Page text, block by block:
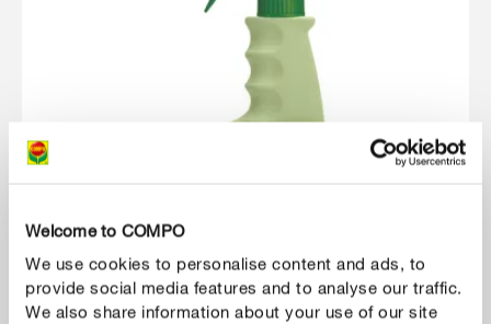
Welcome to COMPO
We use cookies to personalise content and ads, to
provide social media features and to analyse our traffic.
We also share information about your use of our site